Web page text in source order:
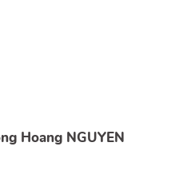
Hoang NGUYEN